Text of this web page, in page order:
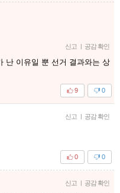
신고 | 공감 확인
난 이유일 뿐 선거 결과와는 상
0
9
신고 | 공감 확인
0
0
신고 | 공감 확인